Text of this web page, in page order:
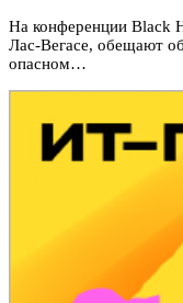
На конференции Black
Лас-Вегасе, обещают
опасном…